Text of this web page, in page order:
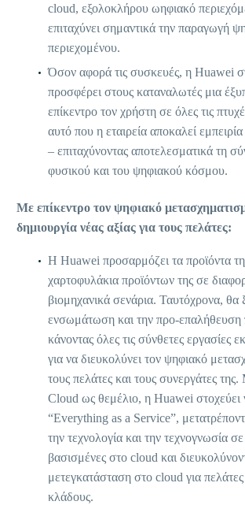
cloud, εξολοκλήρου ωηφιακό
επιταχύνει σημαντικά την παραγωγή
περιεχομένου.
Όσον αφορά τις συσκευές, η Huawei
προσφέρει στους καταναλωτές μια
επίκεντρο τον χρήστη σε όλες τις
αυτό που η εταιρεία αποκαλεί
– επιταχύνοντας αποτελεσματικά τη
φυσικού και του ψηφιακού κόσμου.
Με επίκεντρο τον ψηφιακό
δημιουργία νέας αξίας για τους πελάτες:
Η Huawei προσαρμόζει τα προϊόντα
χαρτοφυλάκια προϊόντων της σε
βιομηχανικά σενάρια. Ταυτόχρονα, θα
ενσωμάτωση και την προ-επαλήθευση
κάνοντας όλες τις σύνθετες εργασίες
για να διευκολύνει τον ψηφιακό
τους πελάτες και τους συνεργάτες
Cloud ως θεμέλιο, η Huawei στοχεύει
“Everything as a Service”,
την τεχνολογία και την τεχνογνωσία
βασισμένες στο cloud και
μετεγκατάσταση στο cloud για
κλάδους.